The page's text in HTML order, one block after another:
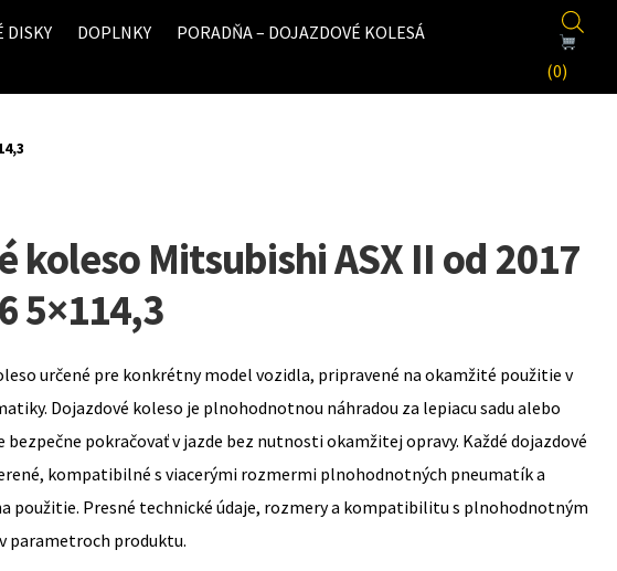
DISKY DOPLNKY
PORADŇA – DOJAZDOVÉ KOLESÁ
(0)
koleso Mitsubishi ASX II od 2017
5×114,3
určené pre konkrétny model vozidla, pripravené na okamžité použitie v
Dojazdové koleso je plnohodnotnou náhradou za lepiacu sadu alebo
bezpečne pokračovať v jazde bez nutnosti okamžitej opravy. Každé dojazdové
kompatibilné s viacerými rozmermi plnohodnotných pneumatík a
použitie. Presné technické údaje, rozmery a kompatibilitu s plnohodnotným
parametroch produktu.